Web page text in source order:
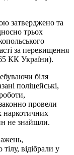
затверджено та
трьох
за перевищення
КК України).
біля
поліцейські,
провели
наркотичних
не знайшли.
відібрали у